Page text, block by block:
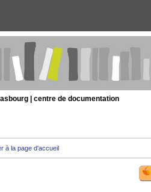
| centre de documentation
à la page d'accueil